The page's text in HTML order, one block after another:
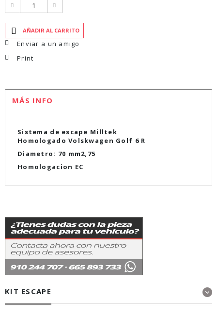
AÑADIR AL CARRITO
Enviar a un amigo
Print
MÁS INFO
Sistema de escape Milltek
Homologado Volskwagen Golf 6 R
Diametro: 70 mm2,75
Homologacion EC
KIT ESCAPE